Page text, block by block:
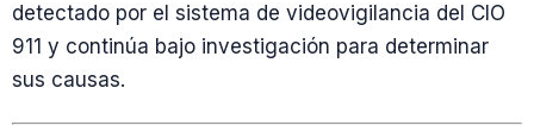
detectado por el sistema de videovigilancia del CIO
911 y continúa bajo investigación para determinar
sus causas.